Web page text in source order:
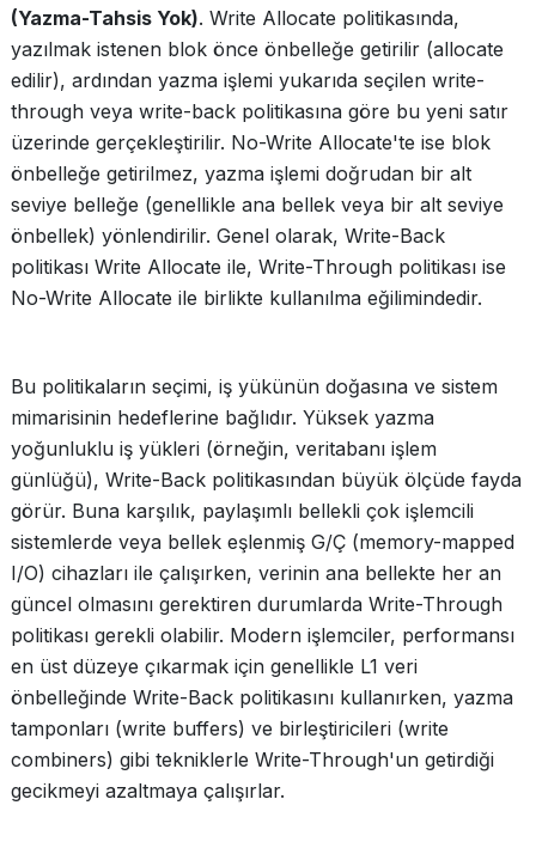
(Yazma-Tahsis Yok). Write Allocate politikasında,
yazılmak istenen blok önce önbelleğe getirilir (allocate
edilir), ardından yazma işlemi yukarıda seçilen write-
through veya write-back politikasına göre bu yeni satır
üzerinde gerçekleştirilir. No-Write Allocate'te ise blok
önbelleğe getirilmez, yazma işlemi doğrudan bir alt
seviye belleğe (genellikle ana bellek veya bir alt seviye
önbellek) yönlendirilir. Genel olarak, Write-Back
politikası Write Allocate ile, Write-Through politikası ise
No-Write Allocate ile birlikte kullanılma eğilimindedir.
Bu politikaların seçimi, iş yükünün doğasına ve sistem
mimarisinin hedeflerine bağlıdır. Yüksek yazma
yoğunluklu iş yükleri (örneğin, veritabanı işlem
günlüğü), Write-Back politikasından büyük ölçüde fayda
görür. Buna karşılık, paylaşımlı bellekli çok işlemcili
sistemlerde veya bellek eşlenmiş G/Ç (memory-mapped
I/O) cihazları ile çalışırken, verinin ana bellekte her an
güncel olmasını gerektiren durumlarda Write-Through
politikası gerekli olabilir. Modern işlemciler, performansı
en üst düzeye çıkarmak için genellikle L1 veri
önbelleğinde Write-Back politikasını kullanırken, yazma
tamponları (write buffers) ve birleştiricileri (write
combiners) gibi tekniklerle Write-Through'un getirdiği
gecikmeyi azaltmaya çalışırlar.